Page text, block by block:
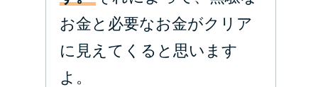
お金と必要なお金がクリア
に見えてくると思います
よ。